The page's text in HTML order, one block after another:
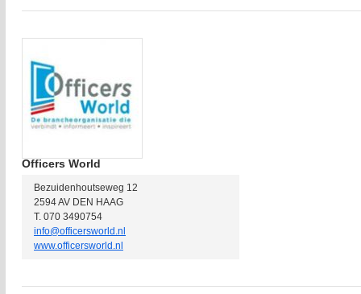
Officers World
Bezuidenhoutseweg 12
2594 AV DEN HAAG
T. 070 3490754
info@officersworld.nl
www.officersworld.nl